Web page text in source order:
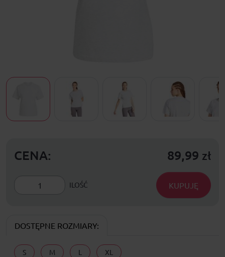
CENA: 89,99 zł
ILOŚĆ KUPUJĘ
DOSTĘPNE ROZMIARY:
S M L XL